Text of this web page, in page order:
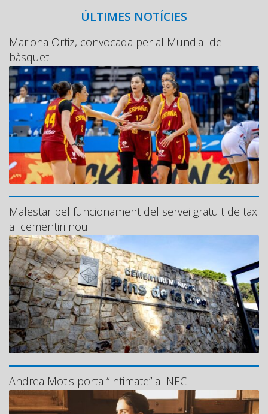
ÚLTIMES NOTÍCIES
Mariona Ortiz, convocada per al Mundial de
bàsquet
Malestar pel funcionament del servei gratuït de taxi
al cementiri nou
Andrea Motis porta “Intimate” al NEC